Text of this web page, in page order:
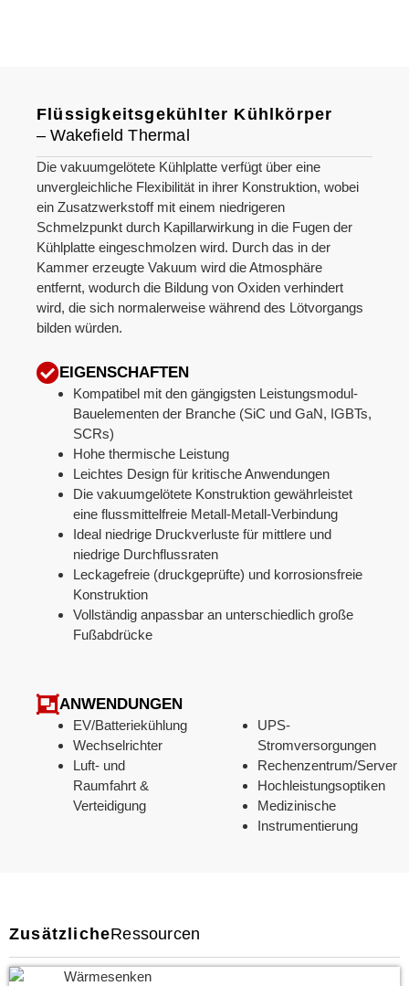
Flüssigkeitsgekühlter Kühlkörper
– Wakefield Thermal
Die vakuumgelötete Kühlplatte verfügt über eine
unvergleichliche Flexibilität in ihrer Konstruktion, wobei
ein Zusatzwerkstoff mit einem niedrigeren
Schmelzpunkt durch Kapillarwirkung in die Fugen der
Kühlplatte eingeschmolzen wird. Durch das in der
Kammer erzeugte Vakuum wird die Atmosphäre
entfernt, wodurch die Bildung von Oxiden verhindert
wird, die sich normalerweise während des Lötvorgangs
bilden würden.
EIGENSCHAFTEN
Kompatibel mit den gängigsten Leistungsmodul-
Bauelementen der Branche (SiC und GaN, IGBTs,
SCRs)
Hohe thermische Leistung
Leichtes Design für kritische Anwendungen
Die vakuumgelötete Konstruktion gewährleistet
eine flussmittelfreie Metall-Metall-Verbindung
Ideal niedrige Druckverluste für mittlere und
niedrige Durchflussraten
Leckagefreie (druckgeprüfte) und korrosionsfreie
Konstruktion
Vollständig anpassbar an unterschiedlich große
Fußabdrücke
ANWENDUNGEN
EV/Batteriekühlung
Wechselrichter
Luft- und
Raumfahrt &
Verteidigung
UPS-
Stromversorgungen
Rechenzentrum/Server
Hochleistungsoptiken
Medizinische
Instrumentierung
ZusätzlicheRessourcen